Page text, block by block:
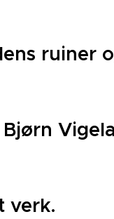
ruiner
verk.